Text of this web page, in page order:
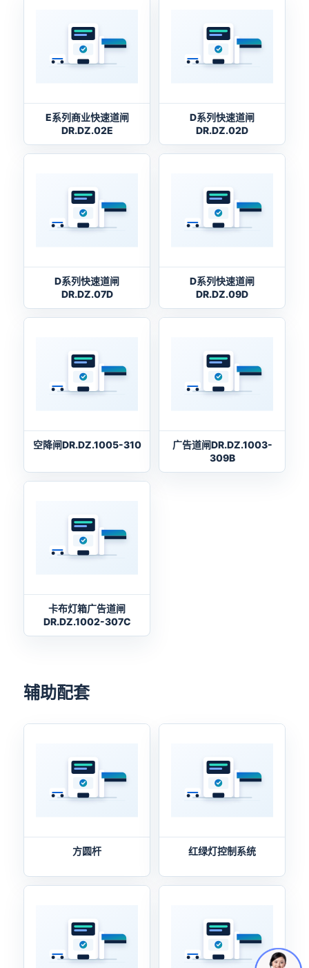
E系列商业快速道闸
DR.DZ.02E
D系列快速道闸
DR.DZ.02D
D系列快速道闸
DR.DZ.07D
D系列快速道闸
DR.DZ.09D
空降闸DR.DZ.1005-310
广告道闸DR.DZ.1003-
309B
卡布灯箱广告道闸
DR.DZ.1002-307C
辅助配套
方圆杆 红绿灯控制系统